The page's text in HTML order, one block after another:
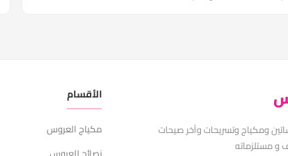
ومكياج وتسريحات وآخر صيحات
و مستلزماته
الأقسام
مكياج العروس